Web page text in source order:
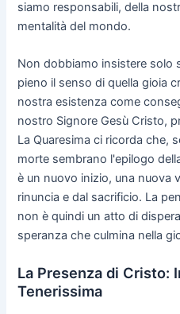
siamo responsabili, della
mentalità del mondo.
Non dobbiamo insistere solo
pieno il senso di quella gioia
nostra esistenza come
nostro Signore Gesù Cristo,
La Quaresima ci ricorda che,
morte sembrano l'epilogo
è un nuovo inizio, una nuova
rinuncia e dal sacrificio. La
non è quindi un atto di
speranza che culmina nella
La Presenza di Cristo:
Tenerissima